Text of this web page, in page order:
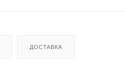
ДОСТАВКА